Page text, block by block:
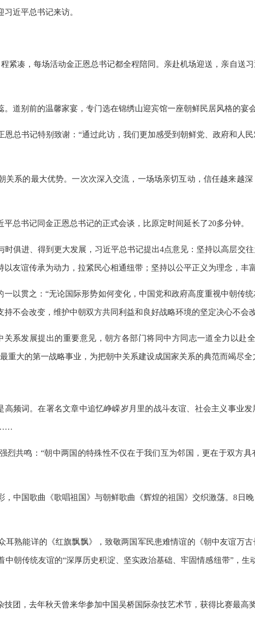
近平总书记来访。
紧凑，每场活动金正恩总书记都全程陪同。亲赴机场迎送，亲自
道别前的温馨家宴，专门选在锦绣山迎宾馆一座朝鲜民居风格的宴会
总书记特别致谢：“通过此访，我们更加感受到朝鲜党、政府和人
关系的最大优势。一次次深入交流，一场场亲切互动，信任越来越
总书记同金正恩总书记的正式会谈，比原定时间延长了20多分钟。
俱进、得到更大发展，习近平总书记提出4点意见：坚持以高层交
友谊传承为动力，拉紧民心相通纽带；坚持以公平正义为理念，丰
一以贯之：“无论国际形势如何变化，中国党和政府高度重视中朝传
不会改变，维护中朝双方共同利益和良好战略环境的坚定决心不会
系发展提出的重要意见，朝方各部门将同中方同志一道全力以赴
重大的第一战略事业，为把朝中关系建设成国家关系的典范而竭尽全
高频词。在署名文章中追忆峥嵘岁月里的战斗友谊、社会主义事业
……
烈共鸣：“朝中两国的特殊性不仅在于我们互为邻国，更在于双方
中国歌曲《歌唱祖国》与朝鲜歌曲《辉煌的祖国》交织激荡。8日
耳熟能详的《红旗飘飘》，致敬两国军民患难情谊的《朝中友谊万
朝传统友谊的“深厚历史积淀、坚实政治基础、牢固情感纽带”，生
团，去年秋天曾来华参加中国吴桥国际杂技艺术节，获得比赛最高